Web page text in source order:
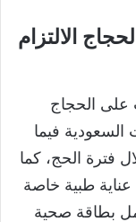
الالتزام
على الحجاج
السعودية فيما
فترة الحج، كما
طبية خاصة
بطاقة صحية